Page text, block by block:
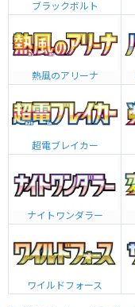
ブラックボルト
熱風のアリーナ
超電ブレイカー
ナイトワンダラー
ワイルドフォース